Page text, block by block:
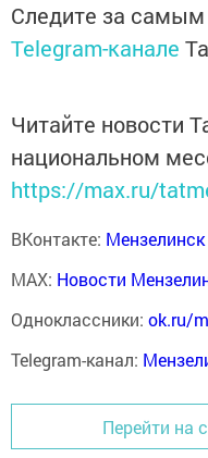
Следите за
Telegram-канале
Читайте новости
национальном
https://max.ru/
ВКонтакте:
MAX: Новости
Одноклассники: ok.ru/
Telegram-канал:
Перейти на